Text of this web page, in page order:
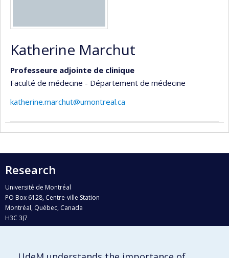
Katherine Marchut
Professeure adjointe de clinique
Faculté de médecine - Département de médecine
katherine.marchut@umontreal.ca
Research
Université de Montréal
PO Box 6128, Centre-ville Station
Montréal, Québec, Canada
H3C 3J7